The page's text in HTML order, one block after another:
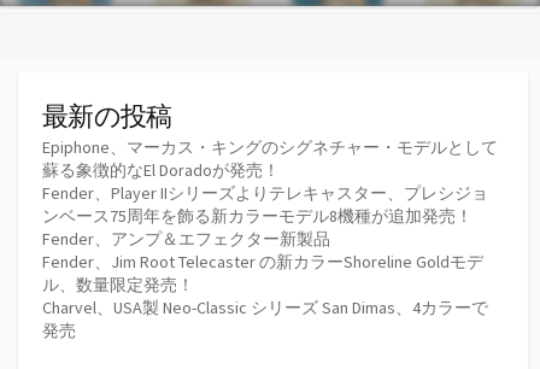
最新の投稿
Epiphone、マーカス・キングのシグネチャー・モデルとして
蘇る象徴的なEl Doradoが発売！
Fender、Player IIシリーズよりテレキャスター、プレシジョ
ンベース75周年を飾る新カラーモデル8機種が追加発売！
Fender、アンプ＆エフェクター新製品
Fender、Jim Root Telecaster の新カラーShoreline Goldモデ
ル、数量限定発売！
Charvel、USA製 Neo-Classic シリーズ San Dimas、4カラーで
発売